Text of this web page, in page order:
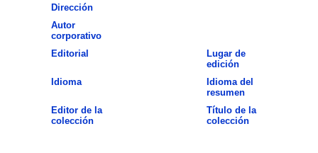
Dirección
Autor
corporativo
Editorial
Lugar de
edición
Idioma
Idioma del
resumen
Editor de la
colección
Título de la
colección